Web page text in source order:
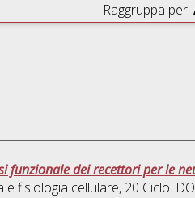
Raggruppa per:
funzionale dei recettori per le
e fisiologia cellulare, 20 Ciclo.